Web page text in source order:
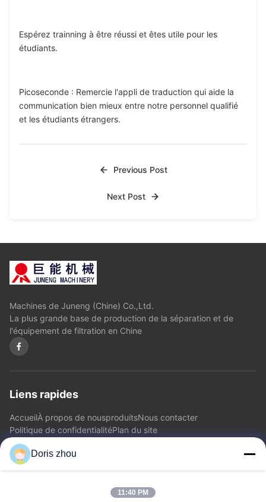
Espérez trainning à être réussi et êtes utile pour les
étudiants.
Picoseconde : Remercie l'appli de traduction qui aide la
communication bien mieux entre notre personnel qualifié
et les étudiants étrangers.
Previous Post
Next Post
Machines de Juneng (Chine) Co.,Ltd.
La plus grande base de production de la séparation et de
l'équipement de filtration en Chine
Liens rapides
AccueilÀ propos de nousproduitsNous contacter
Politique de confidentialitéPlan du site
Nous contacter
Adresse: Route de Chaoyang, ville de Zhotie, ville Jiangsu
Doris zhou
11:40 PM